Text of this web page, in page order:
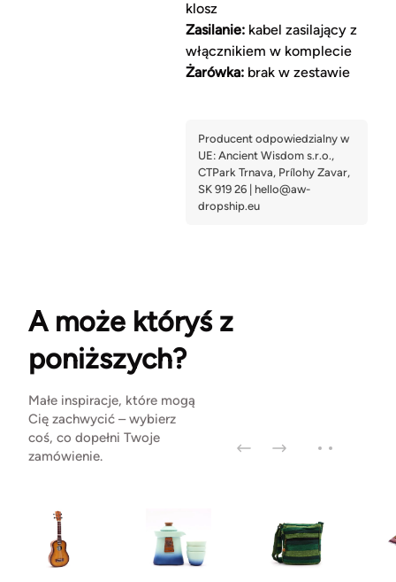
klosz
Zasilanie:kabel zasilający z
włącznikiem w komplecie
Żarówka:brak w zestawie
A może któryś z
poniższych?
Małe inspiracje, które mogą
Cię zachwycić – wybierz
coś, co dopełni Twoje
zamówienie.